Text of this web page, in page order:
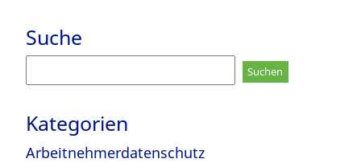
Suche
nach:
Kategorien
Arbeitnehmerdatenschutz